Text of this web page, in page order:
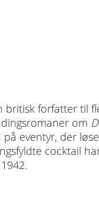
britisk forfatter til
om
eventyr, der
cocktail